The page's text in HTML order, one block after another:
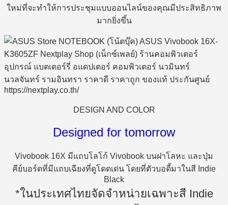
ใหม่ที่จะทำให้การประชุมแบบออนไลน์ของคุณมีประสิทธิภาพ
มากยิ่งขึ้น
DESIGN AND COLOR
Designed for tomorrow
Vivobook 16X มีแถบโลโก้ Vivobook บนฝาโลหะ และปุ่ม
คีย์บอร์ดที่มีแถบเฉียงที่ดูโดดเด่น โดยที่ตัวบอดี้มาในสี Indie
Black
*ในประเทศไทยจัดจำหน่ายเฉพาะสี Indie